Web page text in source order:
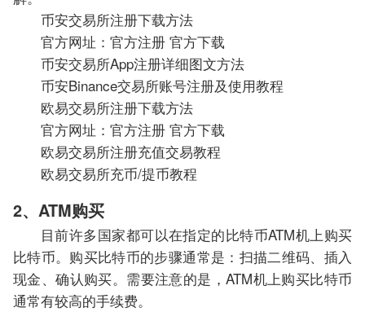
币安交易所注册下载方法
官方网址：官方注册 官方下载
币安交易所App注册详细图文方法
币安Binance交易所账号注册及使用教程
欧易交易所注册下载方法
官方网址：官方注册 官方下载
欧易交易所注册充值交易教程
欧易交易所充币/提币教程
2、ATM购买
目前许多国家都可以在指定的比特币ATM机上购买
比特币。购买比特币的步骤通常是：扫描二维码、插入
现金、确认购买。需要注意的是，ATM机上购买比特币
通常有较高的手续费。